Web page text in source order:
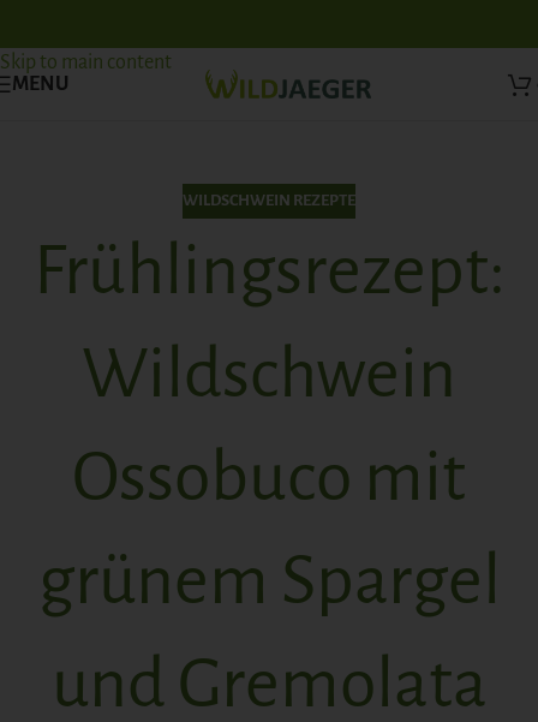
Skip to main content
MENU
WILDSCHWEIN REZEPTE
Frühlingsrezept:
Wildschwein
Ossobuco mit
grünem Spargel
und Gremolata